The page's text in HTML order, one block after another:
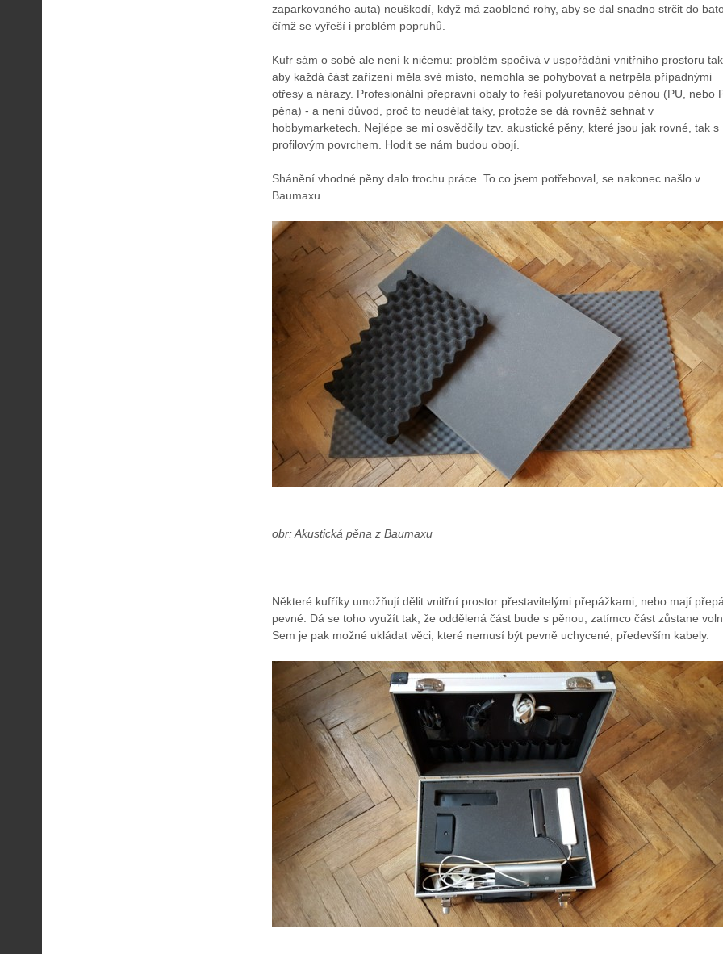
zaparkovaného auta) neuškodí, když má zaoblené rohy, aby se dal snadno strčit do
čímž se vyřeší i problém popruhů.
Kufr sám o sobě ale není k ničemu: problém spočívá v uspořádání vnitřního prostoru tak,
aby každá část zařízení měla své místo, nemohla se pohybovat a netrpěla případnými
otřesy a nárazy. Profesionální přepravní obaly to řeší polyuretanovou pěnou (PU, nebo
pěna) - a není důvod, proč to neudělat taky, protože se dá rovněž sehnat v
hobbymarketech. Nejlépe se mi osvědčily tzv. akustické pěny, které jsou jak rovné, tak s
profilovým povrchem. Hodit se nám budou obojí.
Shánění vhodné pěny dalo trochu práce. To co jsem potřeboval, se nakonec našlo v
Baumaxu.
obr: Akustická pěna z Baumaxu
Některé kufříky umožňují dělit vnitřní prostor přestavitelými přepážkami, nebo mají
pevné. Dá se toho využít tak, že oddělená část bude s pěnou, zatímco část zůstane
Sem je pak možné ukládat věci, které nemusí být pevně uchycené, především kabely.